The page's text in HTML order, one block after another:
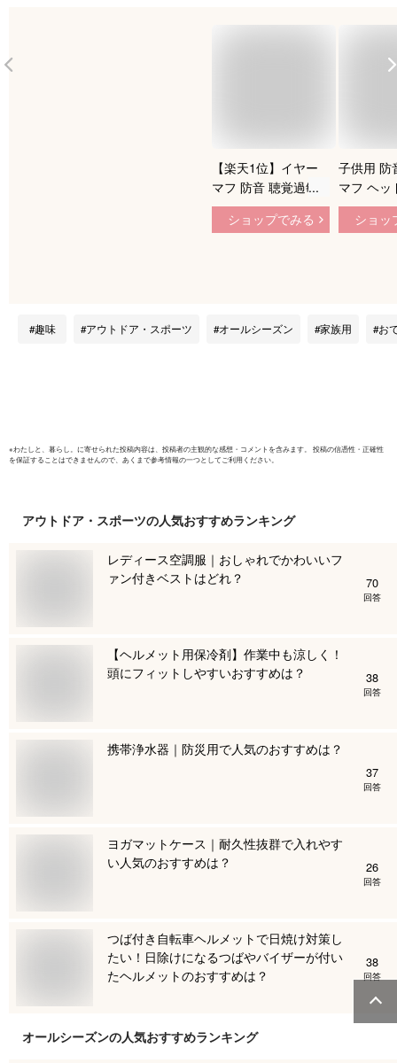
【楽天1位】イヤー
マフ 防音 聴覚過敏
収納袋付き 遮音 子
供用 キッズ 大人用
勉強 集中 読書 ヘッ
ショップでみる
子供用 防
マフ ヘッ
スリーエ
ペルター
自閉症
ショッ
趣味 アウトドア・スポーツ オールシーズン 家族用 お
※わたしと、暮らし。 に寄せられた投稿内容は、投稿者の主観的な感想・コメントを含みます。 投稿の信憑性・正確性
を保証することはできませんので、あくまで参考情報の一つとしてご利用ください。
アウトドア・スポーツの人気おすすめランキング
レディース空調服｜おしゃれでかわいいフ
ァン付きベストはどれ？
70
回答
【ヘルメット用保冷剤】作業中も涼しく！
頭にフィットしやすいおすすめは？
38
回答
携帯浄水器｜防災用で人気のおすすめは？
37
回答
ヨガマットケース｜耐久性抜群で入れやす
い人気のおすすめは？
26
回答
つば付き自転車ヘルメットで日焼け対策し
たい！日除けになるつばやバイザーが付い
たヘルメットのおすすめは？
38
回答
オールシーズンの人気おすすめランキング